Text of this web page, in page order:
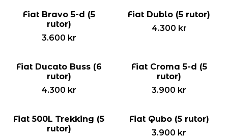
Fiat Bravo 5-d (5
rutor)
3.600 kr
Fiat Dublo (5 rutor)
4.300 kr
Fiat Ducato Buss (6
rutor)
4.300 kr
Fiat Croma 5-d (5
rutor)
3.900 kr
Fiat 500L Trekking (5
rutor)
Fiat Qubo (5 rutor)
3.900 kr